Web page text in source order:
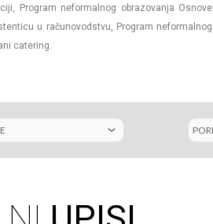
Program neformalnog obrazovanja Osnove
u računovodstvu, Program neformalnog
catering.